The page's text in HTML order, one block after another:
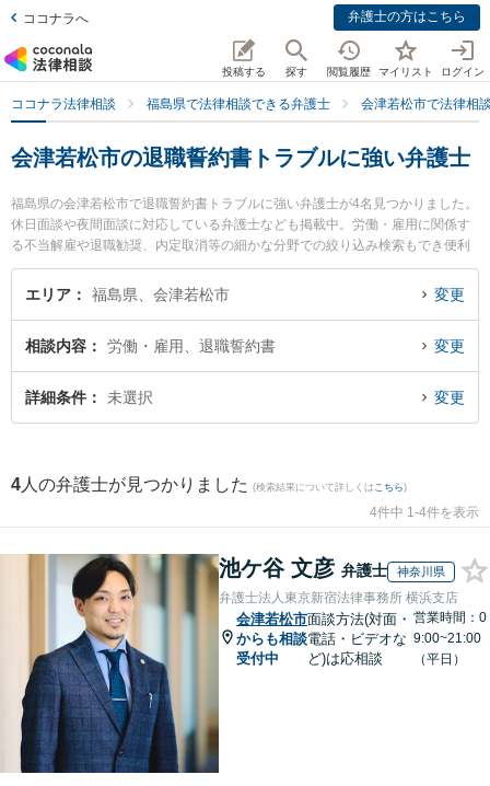
ココナラへ 弁護士の方はこちら
投稿する 探す 閲覧履歴 マイリスト ログイン
ココナラ法律相談 福島県で法律相談できる弁護士 会津若松市で法律相
会津若松市の退職誓約書トラブルに強い弁護士
福島県の会津若松市で退職誓約書トラブルに強い弁護士が4名見つかりました。
休日面談や夜間面談に対応している弁護士なども掲載中。労働・雇用に関係す
る不当解雇や退職勧奨、内定取消等の細かな分野での絞り込み検索もでき便利
です。特に弁護士法人れいわ総合法律事務所の川瀬 裕之弁護士や舟城法律事務
所の舟城 善貴弁護士、弁護士法人葵綜合法律事務所の新田 周作弁護士のプロフ
い』『退職誓約書トラブルのトラブル解決の実績豊富な近くの弁護士を検索し
たい』『初回相談無料で退職誓約書トラブルを法律相談できる会津若松市内の
弁護士に相談予約したい』などでお困りの相談者さんにおすすめです。
エリア 福島県、会津若松市 変更
相談内容 労働・雇用、退職誓約書 変更
詳細条件 未選択 変更
4 人の弁護士が見つかりました (検索結果について詳しくは こちら)
4件中 1-4件を表示
池ケ谷 文彦 弁護士 神奈川県
弁護士法人東京新宿法律事務所 横浜支店
会津若松市
からも相談
受付中
面談方法(対面・
電話・ビデオな
ど)は応相談
営業時間：0
9:00~21:00
（平日）